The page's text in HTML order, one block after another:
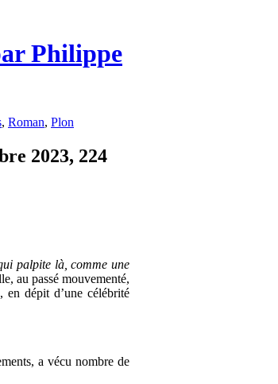
Philippe
, Roman, Plon
2023, 224
palpite là, comme une
au passé mouvementé,
en dépit d’une célébrité
a vécu nombre de